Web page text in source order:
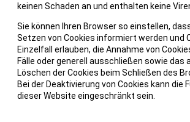
keinen Schaden an und enthalten keine
Sie können Ihren Browser so einstellen,
Setzen von Cookies informiert werden und
Einzelfall erlauben, die Annahme von
Fälle oder generell ausschließen sowie das
Löschen der Cookies beim Schließen des
Bei der Deaktivierung von Cookies kann die
dieser Website eingeschränkt sein.